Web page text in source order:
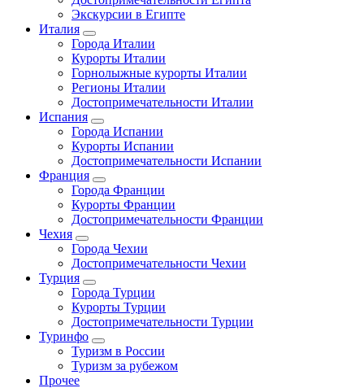
Экскурсии в Египте
Италия
Города Италии
Курорты Италии
Горнолыжные курорты Италии
Регионы Италии
Достопримечательности Италии
Испания
Города Испании
Курорты Испании
Достопримечательности Испании
Франция
Города Франции
Курорты Франции
Достопримечательности Франции
Чехия
Города Чехии
Достопримечательности Чехии
Турция
Города Турции
Курорты Турции
Достопримечательности Турции
Туринфо
Туризм в России
Туризм за рубежом
Прочее